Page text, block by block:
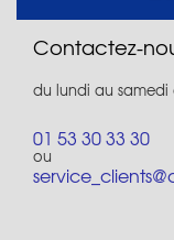
Contactez-
du lundi au samedi
01 53 30 33 30
ou